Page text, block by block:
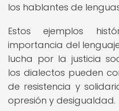
los hablantes de
Estos ejemplos
importancia del
lucha por la justicia
los dialectos pueden
de resistencia y
opresión y desigualdad.